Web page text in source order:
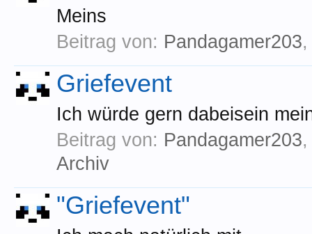
Meins
Beitrag von: Pandagamer203
Griefevent
Ich würde gern dabeisein
Beitrag von: Pandagamer203
Archiv
"Griefevent"